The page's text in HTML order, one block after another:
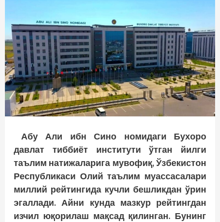
Абу Али ибн Сино номидаги Бухоро
давлат тиббиёт институти ўтган йилги
таълим натижаларига мувофиқ, Ўзбекистон
Республикаси Олий таълим муассасалари
миллий рейтингида кучли бешликдан ўрин
эгаллади. Айни кунда мазкур рейтингдан
изчил юқорилаш мақсад қилинган. Бунинг